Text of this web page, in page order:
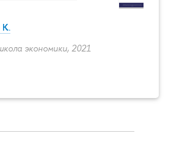
K.
экономики, 2021